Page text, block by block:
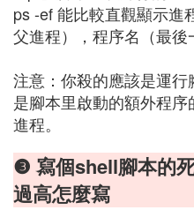
ps -ef 能比較直觀顯示進
父進程），程序名（最後
注意：你殺的應該是運
是腳本里啟動的額外程
進程。
❸ 寫個shell腳本的
過高怎麼寫